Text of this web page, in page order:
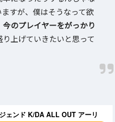
すが、僕はそうなって欲
今のプレイヤーをがっかり
り上げていきたいと思って
ェンド K/DA ALL OUT アーリ